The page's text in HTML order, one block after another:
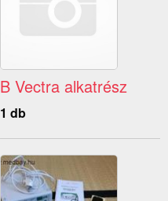
B Vectra alkatrész
1 db